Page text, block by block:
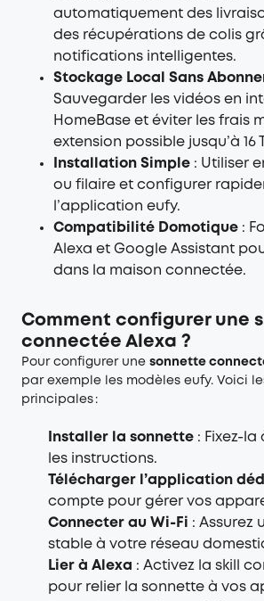
automatiquement des
des récupérations de colis
notifications intelligentes.
Stockage Local Sans
Sauvegarder les vidéos en
HomeBase et éviter les frais
extension possible jusqu’à 16
Installation Simple : Utiliser
ou filaire et configurer
l’application eufy.
Compatibilité Domotique :
Alexa et Google Assistant
dans la maison connectée.
Comment configurer une
connectée Alexa ?
Pour configurer une sonnette
par exemple les modèles eufy. Voici
principales :
Installer la sonnette : Fixez-la
les instructions.
Télécharger l’application
compte pour gérer vos
Connecter au Wi-Fi : Assurez
stable à votre réseau
Lier à Alexa : Activez la skill
pour relier la sonnette à vos